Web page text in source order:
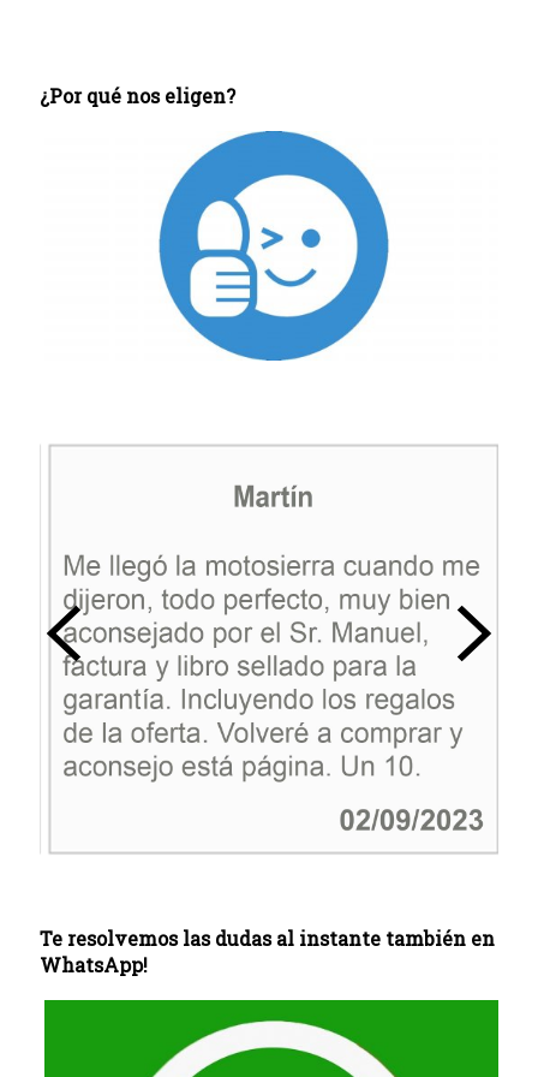
¿Por qué nos eligen?
Te resolvemos las dudas al instante también en
WhatsApp!